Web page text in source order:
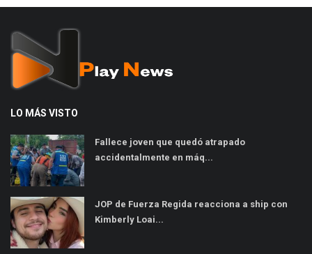
LO MÁS VISTO
Fallece joven que quedó atrapado
accidentalmente en máq...
JOP de Fuerza Regida reacciona a ship con
Kimberly Loai...